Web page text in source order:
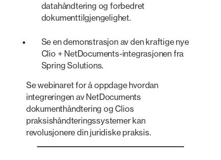
datahåndtering og forbedret
dokumenttilgjengelighet.
Se en demonstrasjon av den kraftige nye
Clio + NetDocuments-integrasjonen fra
Spring Solutions.
Se webinaret for å oppdage hvordan
integreringen av NetDocuments
dokumenthåndtering og Clios
praksishåndteringssystemer kan
revolusjonere din juridiske praksis.